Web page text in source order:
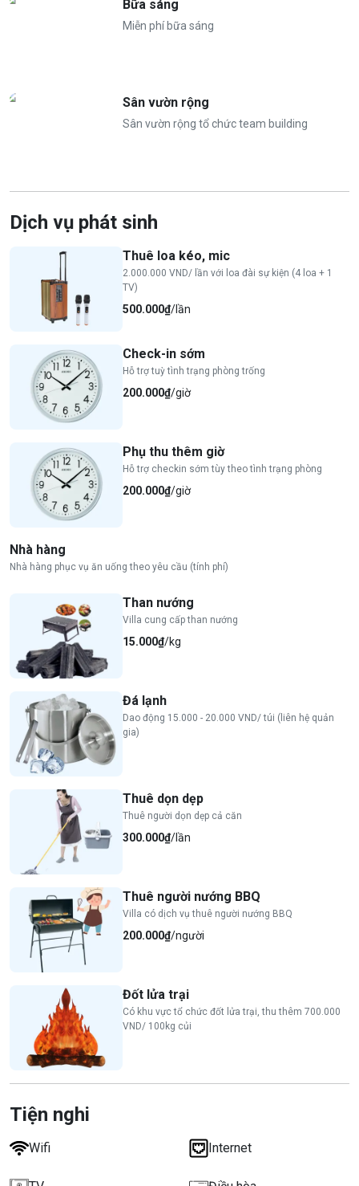
Bữa sáng
Miễn phí bữa sáng
Sân vườn rộng
Sân vườn rộng tổ chức team building
Dịch vụ phát sinh
Thuê loa kéo, mic
2.000.000 VND/ lần với loa đài sự kiện (4 loa + 1
TV)
500.000₫/lần
Check-in sớm
Hỗ trợ tuỳ tình trạng phòng trống
200.000₫/giờ
Phụ thu thêm giờ
Hỗ trợ checkin sớm tùy theo tình trạng phòng
200.000₫/giờ
Nhà hàng
Nhà hàng phục vụ ăn uống theo yêu cầu (tính phí)
Than nướng
Villa cung cấp than nướng
15.000₫/kg
Đá lạnh
Dao động 15.000 - 20.000 VND/ túi (liên hệ quản
gia)
Thuê dọn dẹp
Thuê người dọn dẹp cả căn
300.000₫/lần
Thuê người nướng BBQ
Villa có dịch vụ thuê người nướng BBQ
200.000₫/người
Đốt lửa trại
Có khu vực tổ chức đốt lửa trại, thu thêm 700.000
VND/ 100kg củi
Tiện nghi
Wifi Internet